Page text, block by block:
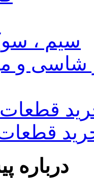
سیم ،
شاسی و
درباره